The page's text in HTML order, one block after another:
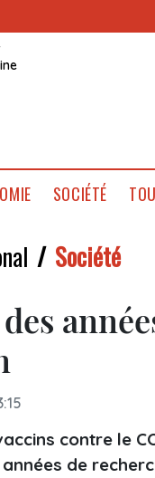
SOCIÉTÉ
Société
contre le
de